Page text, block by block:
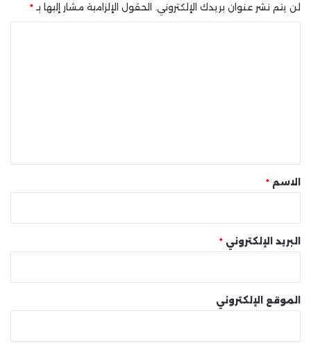
لن يتم نشر عنوان بريدك الإلكتروني. الحقول الإلزامية مشار إليها بـ *
* الاسم *
البريد الإلكتروني *
الموقع الإلكتروني